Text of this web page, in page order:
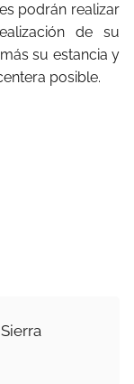
podrán realizar
de su
su estancia y
posible.